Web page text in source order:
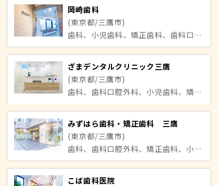
岡崎歯科
(東京都/三鷹市)
歯科、小児歯科、矯正歯科、歯科口腔外科
ざまデンタルクリニック三鷹
(東京都/三鷹市)
歯科、歯科口腔外科、小児歯科、矯正歯科
みずはら歯科・矯正歯科 三鷹
(東京都/三鷹市)
歯科、歯科口腔外科、矯正歯科、小児歯科
こば歯科医院